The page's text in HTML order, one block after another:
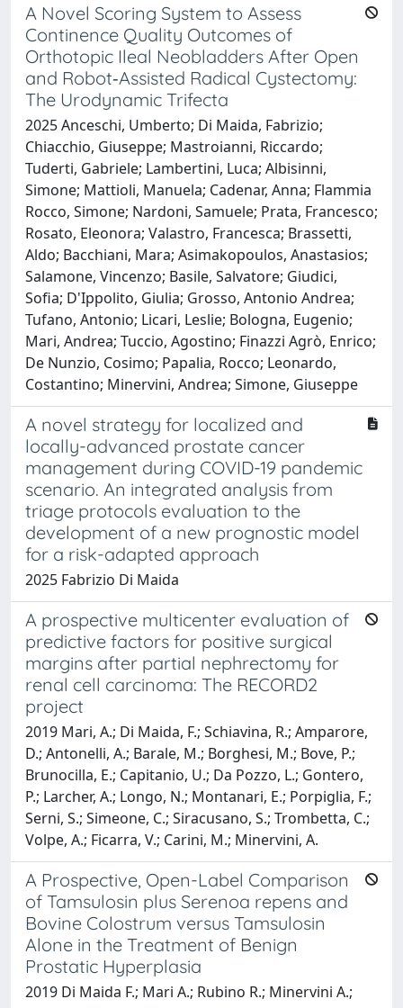
A Novel Scoring System to Assess
Continence Quality Outcomes of
Orthotopic Ileal Neobladders After Open
and Robot‐Assisted Radical Cystectomy:
The Urodynamic Trifecta
2025 Anceschi, Umberto; Di Maida, Fabrizio;
Chiacchio, Giuseppe; Mastroianni, Riccardo;
Tuderti, Gabriele; Lambertini, Luca; Albisinni,
Simone; Mattioli, Manuela; Cadenar, Anna; Flammia
Rocco, Simone; Nardoni, Samuele; Prata, Francesco;
Rosato, Eleonora; Valastro, Francesca; Brassetti,
Aldo; Bacchiani, Mara; Asimakopoulos, Anastasios;
Salamone, Vincenzo; Basile, Salvatore; Giudici,
Sofia; D'Ippolito, Giulia; Grosso, Antonio Andrea;
Tufano, Antonio; Licari, Leslie; Bologna, Eugenio;
Mari, Andrea; Tuccio, Agostino; Finazzi Agrò, Enrico;
De Nunzio, Cosimo; Papalia, Rocco; Leonardo,
Costantino; Minervini, Andrea; Simone, Giuseppe
A novel strategy for localized and
locally-advanced prostate cancer
management during COVID-19 pandemic
scenario. An integrated analysis from
triage protocols evaluation to the
development of a new prognostic model
for a risk-adapted approach
2025 Fabrizio Di Maida
A prospective multicenter evaluation of
predictive factors for positive surgical
margins after partial nephrectomy for
renal cell carcinoma: The RECORD2
project
2019 Mari, A.; Di Maida, F.; Schiavina, R.; Amparore,
D.; Antonelli, A.; Barale, M.; Borghesi, M.; Bove, P.;
Brunocilla, E.; Capitanio, U.; Da Pozzo, L.; Gontero,
P.; Larcher, A.; Longo, N.; Montanari, E.; Porpiglia, F.;
Serni, S.; Simeone, C.; Siracusano, S.; Trombetta, C.;
Volpe, A.; Ficarra, V.; Carini, M.; Minervini, A.
A Prospective, Open-Label Comparison
of Tamsulosin plus Serenoa repens and
Bovine Colostrum versus Tamsulosin
Alone in the Treatment of Benign
Prostatic Hyperplasia
2019 Di Maida F.; Mari A.; Rubino R.; Minervini A.;